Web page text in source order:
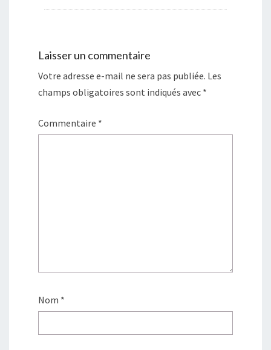
Laisser un commentaire
Votre adresse e-mail ne sera pas publiée. Les
champs obligatoires sont indiqués avec *
Commentaire *
Nom *